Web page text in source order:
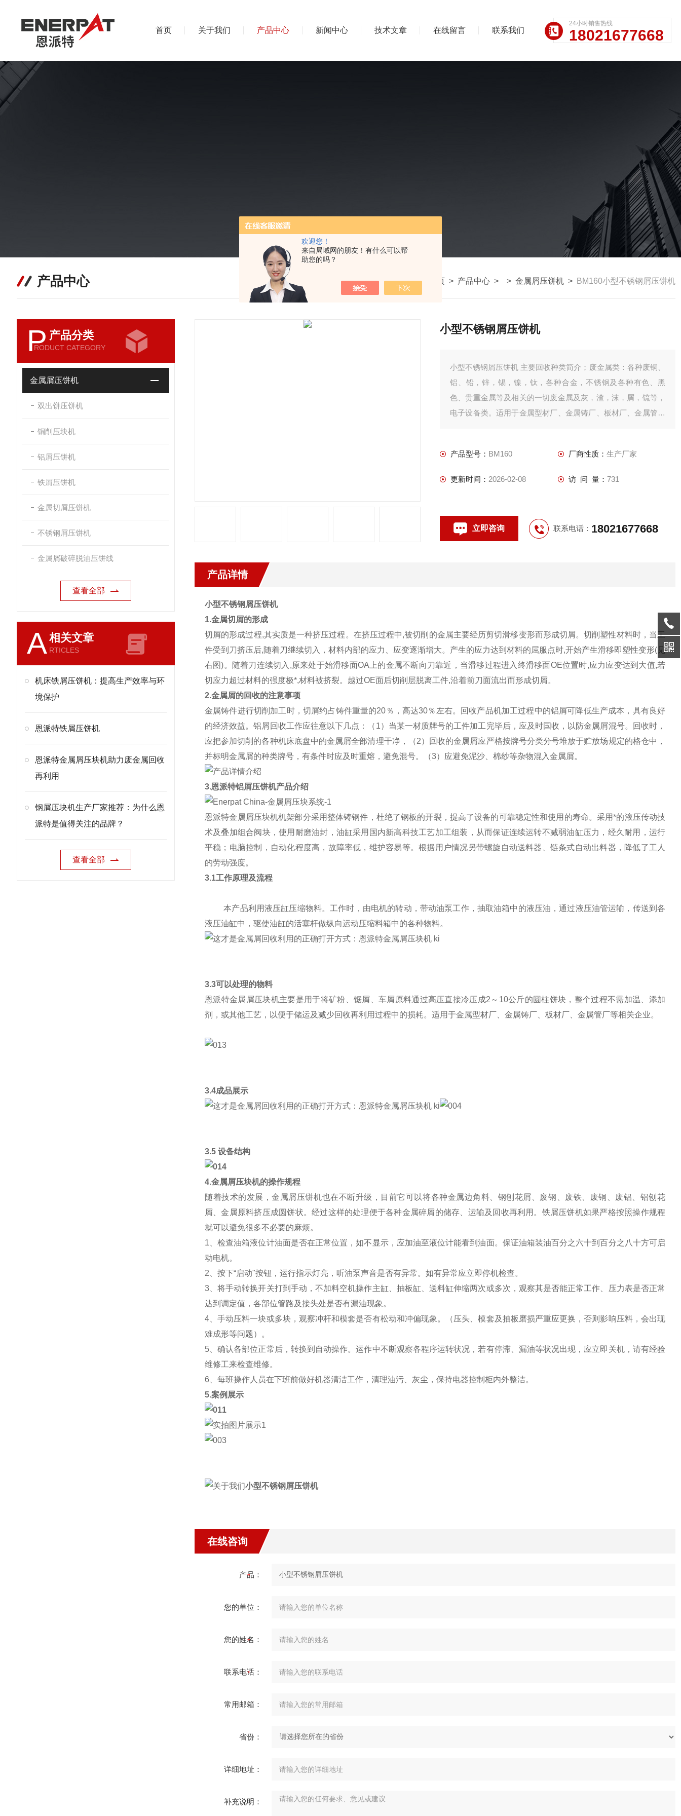
欢迎您！
来自局域网的朋友！有什么可以帮
助您的吗？
首页 关于我们 产品中心 新闻中心 技术文章 在线留言 联系我们
24小时销售热线
18021677668
产品中心 我的位置： 首页 > 产品中心 > > 金属屑压饼机 > BM160小型不锈钢屑压饼机
P 产品分类
RODUCT CATEGORY
金属屑压饼机
双出饼压饼机
铜削压块机
铝屑压饼机
铁屑压饼机
金属切屑压饼机
不锈钢屑压饼机
金属屑破碎脱油压饼线
查看全部
A相关文章
RTICLES
机床铁屑压饼机：提高生产效率与环
境保护
恩派特铁屑压饼机
恩派特金属屑压块机助力废金属回收
再利用
钢屑压块机生产厂家推荐：为什么恩
派特是值得关注的品牌？
查看全部
小型不锈钢屑压饼机
小型不锈钢屑压饼机 主要回收种类简介；废金属类：各种废铜、
铝、铅，锌，锡，镍，钛，各种合金，不锈钢及各种有色、黑
色、贵重金属等及相关的一切废金属及灰，渣，沫，屑，锍等，
电子设备类。适用于金属型材厂、金属铸厂、板材厂、金属管厂
产品型号： BM160 厂商性质： 生产厂家
更新时间： 2026-02-08 访 问 量： 731
立即咨询 联系电话： 18021677668
产品详情
小型不锈钢屑压饼机
1.金属切屑的形成
切屑的形成过程,其实质是一种挤压过程。在挤压过程中,被切削的金属主要经历剪切滑移变形而形成切屑。切削塑性材料时，当工
件受到刀挤压后,随着刀继续切入，材料内部的应力、应变逐渐增大。产生的应力达到材料的屈服点时,开始产生滑移即塑性变形(见
右图)。随着刀连续切入,原来处于始滑移面OA上的金属不断向刀靠近，当滑移过程进入终滑移面OE位置时,应力应变达到大值,若
切应力超过材料的强度极*,材料被挤裂。越过OE面后切削层脱离工件,沿着前刀面流出而形成切屑。
2.金属屑的回收的注意事项
金属铸件进行切削加工时，切屑约占铸件重量的20％，高达30％左右。回收产品机加工过程中的铝屑可降低生产成本，具有良好
的经济效益。铝屑回收工作应往意以下几点：（1）当某一材质牌号的工件加工完毕后，应及时国收，以防金属屑混号。回收时，
应把参加切削的各种机床底盘中的金属屑全部清理干净，（2）回收的金属屑应严格按牌号分类分号堆放于贮放场规定的格仓中，
并标明金属屑的种类牌号，有条件时应及时重熔，避免混号。（3）应避免泥沙、棉纱等杂物混入金属屑。
3.恩派特铝屑压饼机产品介绍
恩派特金属屑压块机机架部分采用整体铸钢件，杜绝了钢板的开裂，提高了设备的可靠稳定性和使用的寿命。采用*的液压传动技
术及叠加组合阀块，使用耐磨油封，油缸采用国内新高科技工艺加工组装，从而保证连续运转不减弱油缸压力，经久耐用，运行
平稳；电脑控制，自动化程度高，故障率低，维护容易等。根据用户情况另带螺旋自动送料器、链条式自动出料器，降低了工人
的劳动强度。
3.1工作原理及流程
本产品利用液压缸压缩物料。工作时，由电机的转动，带动油泵工作，抽取油箱中的液压油，通过液压油管运输，传送到各
液压油缸中，驱使油缸的活塞杆做纵向运动压缩料箱中的各种物料。
3.3可以处理的物料
恩派特金属屑压块机主要是用于将矿粉、锯屑、车屑原料通过高压直接冷压成2～10公斤的圆柱饼块，整个过程不需加温、添加
剂，或其他工艺，以便于储运及减少回收再利用过程中的损耗。适用于金属型材厂、金属铸厂、板材厂、金属管厂等相关企业。
3.4成品展示
3.5 设备结构
4.金属屑压块机的操作规程
随着技术的发展，金属屑压饼机也在不断升级，目前它可以将各种金属边角料、钢刨花屑、废钢、废铁、废铜、废铝、铝刨花
屑、金属原料挤压成圆饼状。经过这样的处理便于各种金属碎屑的储存、运输及回收再利用。铁屑压饼机如果严格按照操作规程
就可以避免很多不必要的麻烦。
1、检查油箱液位计油面是否在正常位置，如不显示，应加油至液位计能看到油面。保证油箱装油百分之六十到百分之八十方可启
动电机。
2、按下“启动"按钮，运行指示灯亮，听油泵声音是否有异常。如有异常应立即停机检查。
3、将手动转换开关打到手动，不加料空机操作主缸、抽板缸、送料缸伸缩两次或多次，观察其是否能正常工作、压力表是否正常
达到调定值，各部位管路及接头处是否有漏油现象。
4、手动压料一块或多块，观察冲杆和模套是否有松动和冲偏现象。（压头、模套及抽板磨损严重应更换，否则影响压料，会出现
难成形等问题）。
5、确认各部位正常后，转换到自动操作。运作中不断观察各程序运转状况，若有停滞、漏油等状况出现，应立即关机，请有经验
维修工来检查维修。
6、每班操作人员在下班前做好机器清洁工作，清理油污、灰尘，保持电器控制柜内外整洁。
5.案例展示
小型不锈钢屑压饼机
在线咨询
产品：
您的单位：
您的姓名：
联系电话：
常用邮箱：
省份：
详细地址：
补充说明：